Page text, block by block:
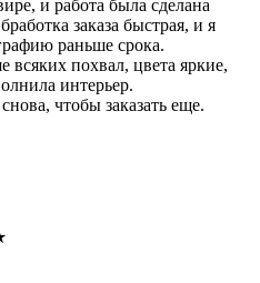
и работа была сделана
заказа быстрая, и я
раньше срока.
всяких похвал, цвета яркие,
интерьер.
чтобы заказать еще.